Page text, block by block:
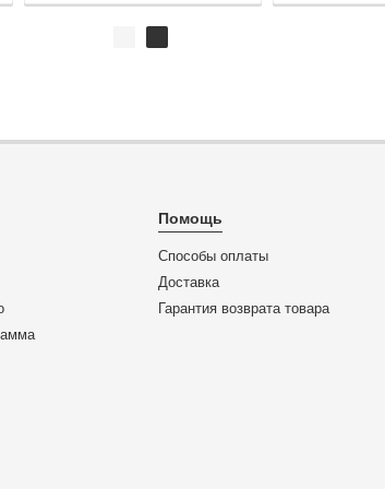
Помощь
Способы оплаты
Доставка
Гарантия возврата товара